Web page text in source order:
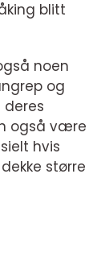
blitt
noen
og
deres
også være
hvis
større